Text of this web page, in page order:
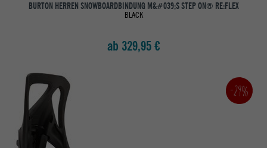
BURTON HERREN SNOWBOARDBINDUNG M&#039;S STEP ON® RE:FLEX
BLACK
ab 329,95 €
-29%